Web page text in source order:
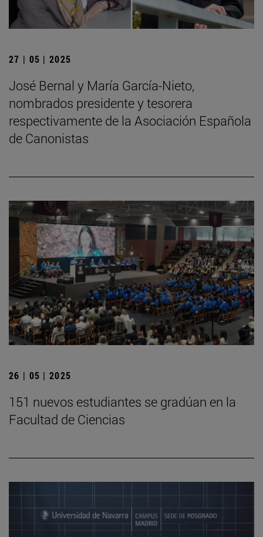
27 | 05 | 2025
José Bernal y María García-Nieto,
nombrados presidente y tesorera
respectivamente de la Asociación Española
de Canonistas
26 | 05 | 2025
151 nuevos estudiantes se gradúan en la
Facultad de Ciencias